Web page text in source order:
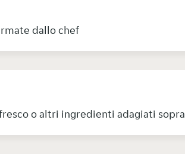
dallo chef
o altri ingredienti adagiati sopra